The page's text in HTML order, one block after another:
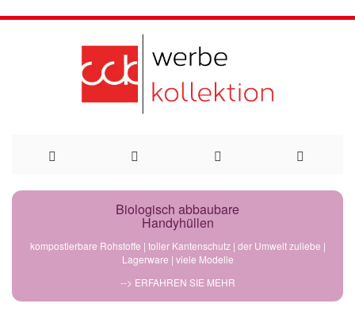
Direkt
Biologisch abbaubare
Handyhüllen
kompostierbare Rohstoffe | toller Kantenschutz | der Umwelt zuliebe |
Lagerware | viele Modelle
--> ERFAHREN SIE MEHR